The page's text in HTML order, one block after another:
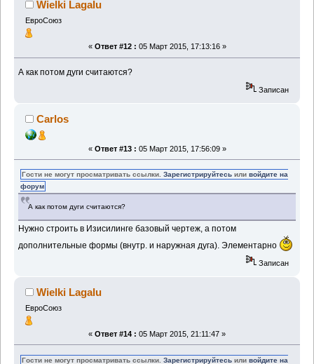
Wielki Lagalu
ЕвроСоюз
« Ответ #12 : 05 Март 2015, 17:13:16 »
А как потом дуги считаются?
Записан
Carlos
« Ответ #13 : 05 Март 2015, 17:56:09 »
Гости не могут просматривать ссылки.Зарегистрируйтесь иливойдите на
форум
А как потом дуги считаются?
Нужно строить в Изисилинге базовый чертеж, а потом
дополнительные формы (внутр. и наружная дуга). Элементарно
Записан
Wielki Lagalu
ЕвроСоюз
« Ответ #14 : 05 Март 2015, 21:11:47 »
Гости не могут просматривать ссылки.Зарегистрируйтесь иливойдите на